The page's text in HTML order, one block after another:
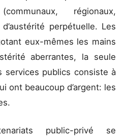
régionaux,
perpétuelle. Les
eux-mêmes les mains
aberrantes, la seule
services publics consiste à
ont beaucoup d’argent: les
public-privé se